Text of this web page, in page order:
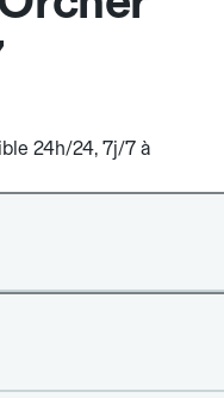
24h/24, 7j/7 à